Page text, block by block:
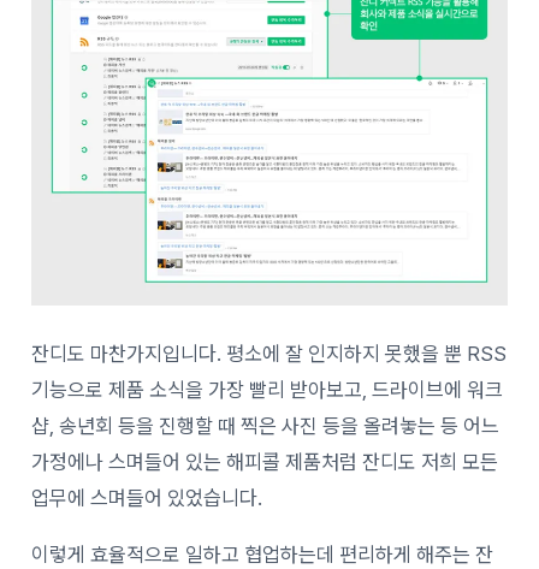
잔디도 마찬가지입니다. 평소에 잘 인지하지 못했을 뿐 RSS
기능으로 제품 소식을 가장 빨리 받아보고, 드라이브에 워크
샵, 송년회 등을 진행할 때 찍은 사진 등을 올려놓는 등 어느
가정에나 스며들어 있는 해피콜 제품처럼 잔디도 저희 모든
업무에 스며들어 있었습니다.
이렇게 효율적으로 일하고 협업하는데 편리하게 해주는 잔